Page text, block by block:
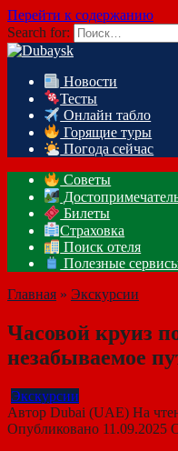
Перейти к содержанию
Search for:
Новости
Тесты
Онлайн табло
Горящие туры
Погода сейчас
Советы
Билеты
Страховка
Поиск отеля
Полезные
Главная » Экскурсии
Часовой круиз
незабываемое
Экскурсии
Автор Dubai (UAE) На
Опубликовано 11.09.2025